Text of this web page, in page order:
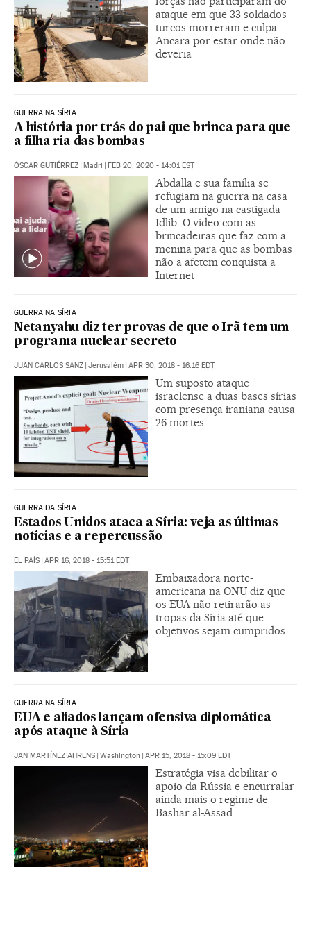
ataque em que 33 soldados
turcos morreram e culpa
Ancara por estar onde não
deveria
GUERRA NA SÍRIA
A história por trás do pai que brinca para que
a filha ria das bombas
ÓSCAR GUTIÉRREZ Madri FEB 20, 2020 - 14:01 EST
Abdalla e sua família se
refugiam na guerra na casa
de um amigo na castigada
Idlib. O vídeo com as
brincadeiras que faz com a
menina para que as bombas
não a afetem conquista a
Internet
GUERRA NA SÍRIA
Netanyahu diz ter provas de que o Irã tem um
programa nuclear secreto
JUAN CARLOS SANZ Jerusalém APR 30, 2018 - 16:16 EDT
Um suposto ataque
israelense a duas bases sírias
com presença iraniana causa
26 mortes
GUERRA DA SÍRIA
Estados Unidos ataca a Síria: veja as últimas
notícias e a repercussão
EL PAÍS APR 16, 2018 - 15:51 EDT
Embaixadora norte-
americana na ONU diz que
os EUA não retirarão as
tropas da Síria até que
objetivos sejam cumpridos
GUERRA NA SÍRIA
EUA e aliados lançam ofensiva diplomática
após ataque à Síria
JAN MARTÍNEZ AHRENS | Washington | APR 15, 2018 - 15:09 EDT
Estratégia visa debilitar o
apoio da Rússia e encurralar
ainda mais o regime de
Bashar al-Assad